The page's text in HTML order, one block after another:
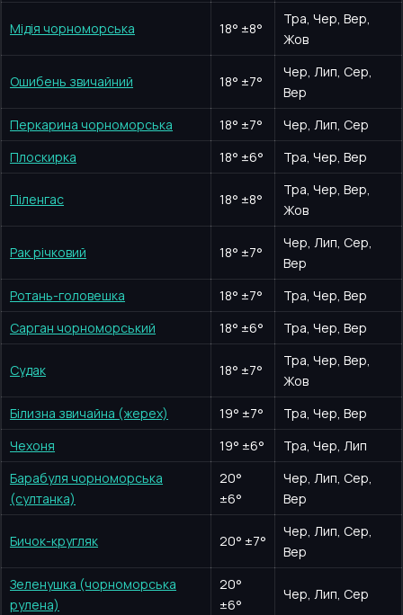
Мідія чорноморська 18° ±8°
Тра, Чер, Вер,
Жов
Ошибень звичайний 18° ±7°
Чер, Лип, Сер,
Вер
Перкарина чорноморська
18° ±7°
Чер, Лип, Сер
Плоскирка
18° ±6° Тра, Чер, Вер
Піленгас 18° ±8°
Тра, Чер, Вер,
Жов
Рак річковий 18° ±7°
Чер, Лип, Сер,
Вер
Ротань-головешка
18° ±7°
Тра, Чер, Вер
Сарган чорноморський
18° ±6° Тра, Чер, Вер
Судак 18° ±7°
Тра, Чер, Вер,
Жов
Білизна звичайна (жерех)
19° ±7°
Тра, Чер, Вер
Чехоня
19° ±6°
Тра, Чер, Лип
Барабуля чорноморська
(султанка)
20°
±6°
Чер, Лип, Сер,
Вер
Бичок-кругляк 20° ±7°
Чер, Лип, Сер,
Вер
Зеленушка (чорноморська
рулена)
20°
±6°
Чер, Лип, Сер